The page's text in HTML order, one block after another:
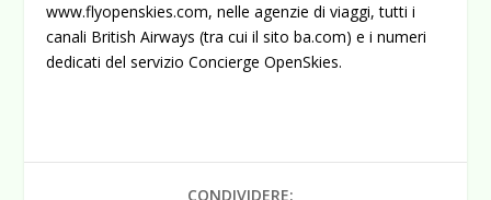
www.flyopenskies.com, nelle agenzie di viaggi, tutti i
canali British Airways (tra cui il sito ba.com) e i numeri
dedicati del servizio Concierge OpenSkies.
CONDIVIDERE: